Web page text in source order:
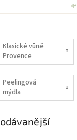
🌱
Klasické vůně
Provence
Peelingová
mýdla